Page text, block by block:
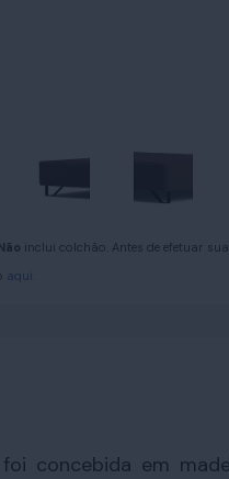
inclui colchão. Antes de efetuar
aqui.
foi concebida em